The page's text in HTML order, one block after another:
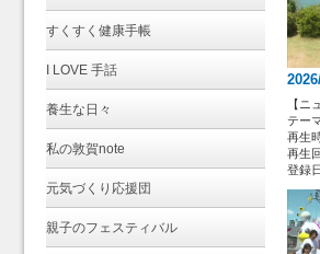
すくすく健康手帳
I LOVE 手話
養生な日々
私の敦賀note
元気づくり応援団
親子のフェスティバル
【ニ
テー
再生
再生
登録